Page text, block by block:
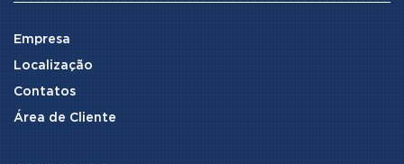
Empresa
Localização
Contatos
Área de Cliente